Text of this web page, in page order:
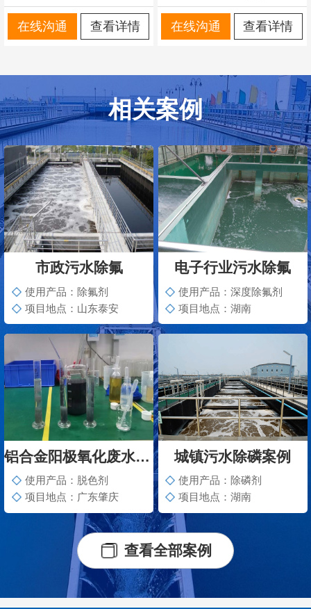
在线沟通 查看详情 在线沟通 查看详情
相关案例
市政污水除氟
使用产品：除氟剂
项目地点：山东泰安
电子行业污水除氟
使用产品：深度除氟剂
项目地点：湖南
铝合金阳极氧化废水脱色案例
使用产品：脱色剂
项目地点：广东肇庆
城镇污水除磷案例
使用产品：除磷剂
项目地点：湖南
查看全部案例